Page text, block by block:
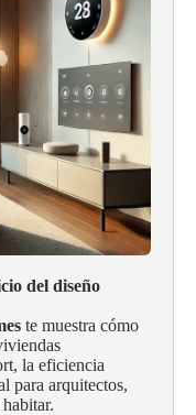
del diseño
te muestra cómo
la eficiencia
para arquitectos,